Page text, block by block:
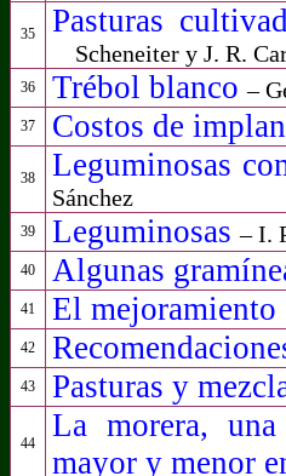
35 Pasturas
Scheneiter y J. R.
36 Trébol blanco –
37 Costos de
38 Leguminosas
Sánchez
39 Leguminosas– I.
40 Algunas
41 El mejoramiento
42
43 Pasturas y
44
La morera,
mayor y menor